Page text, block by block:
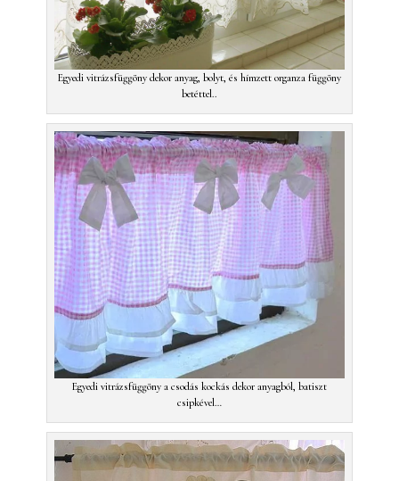
Egyedi vitrázsfüggöny dekor anyag, bolyt, és hímzett organza függöny
betéttel..
Egyedi vitrázsfüggöny a csodás kockás dekor anyagból, batiszt
csipkével…